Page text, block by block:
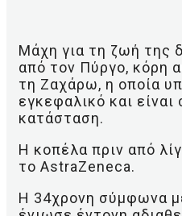
Μάχη για τη ζωή της
από τον Πύργο, κόρη
τη Ζαχάρω, η οποία
εγκεφαλικό και
κατάσταση.
Η κοπέλα πριν από
το AstraZeneca.
Η 34χρονη σύμφωνα